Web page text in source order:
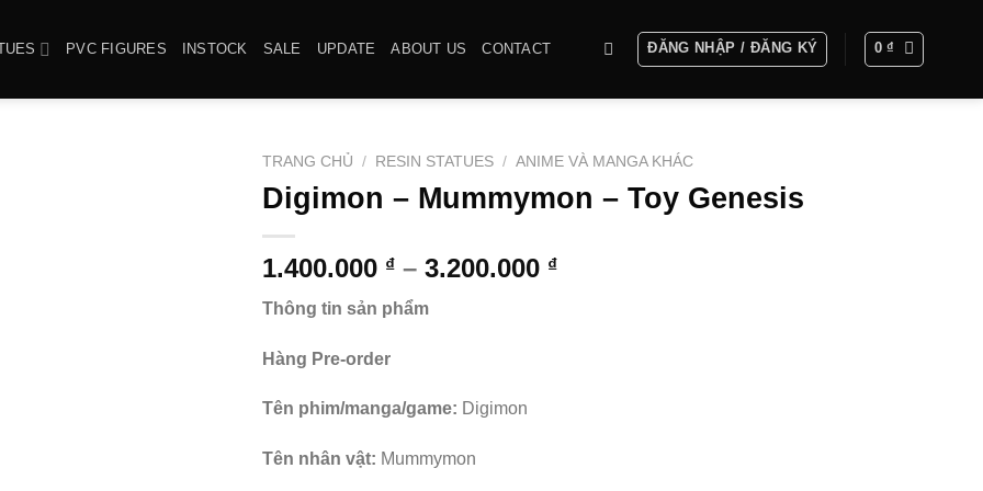
PVC FIGURES INSTOCK SALE UPDATE ABOUT US CONTACT ĐĂNG NHẬP / ĐĂNG KÝ 0₫
TRANG CHỦ / RESIN STATUES / ANIME VÀ MANGA KHÁC
Digimon – Mummymon – Toy Genesis
1.400.000 ₫ – 3.200.000 ₫Khoảng
Thông tin sản phẩm
Hàng Pre-order
Tên phim/manga/game: Digimon
Tên nhân vật: Mummymon